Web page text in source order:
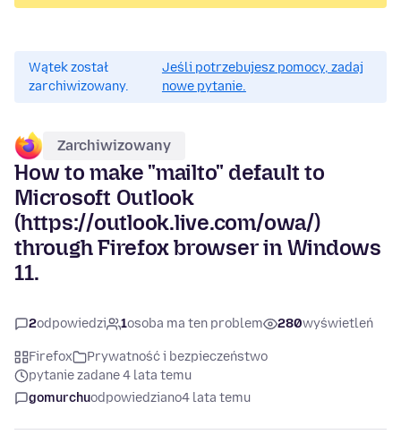
Wątek został
zarchiwizowany.
Jeśli potrzebujesz pomocy, zadaj
nowe pytanie.
Zarchiwizowany
How to make "mailto" default to
Microsoft Outlook
(https://outlook.live.com/owa/)
through Firefox browser in Windows
11.
2odpowiedzi 1osoba ma ten problem 280wyświetleń
Firefox
Prywatność i bezpieczeństwo
pytanie zadane 4 lata temu
gomurchuodpowiedziano4 lata temu